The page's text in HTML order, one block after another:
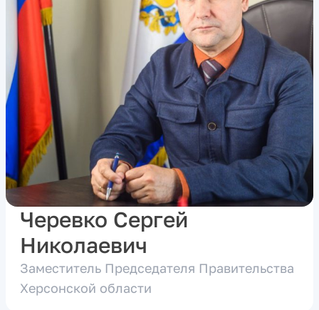
Черевко Сергей
Николаевич
Заместитель Председателя Правительства
Херсонской области